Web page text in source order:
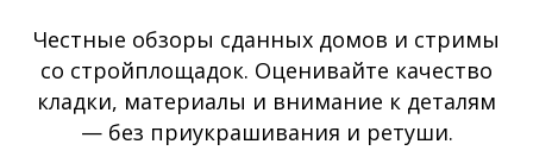
Честные обзоры сданных домов и стримы
со стройплощадок. Оценивайте качество
кладки, материалы и внимание к деталям
— без приукрашивания и ретуши.